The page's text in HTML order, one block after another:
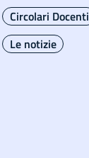
Circolari Docenti
Le notizie